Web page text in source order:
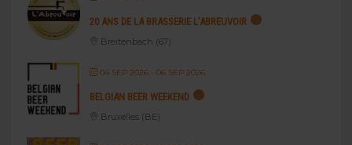
20 ANS DE LA BRASSERIE L’ABREUVOIR
Breitenbach (67)
04 SEP 2026- 06 SEP 2026
BELGIAN BEER WEEKEND
Bruxelles (BE)